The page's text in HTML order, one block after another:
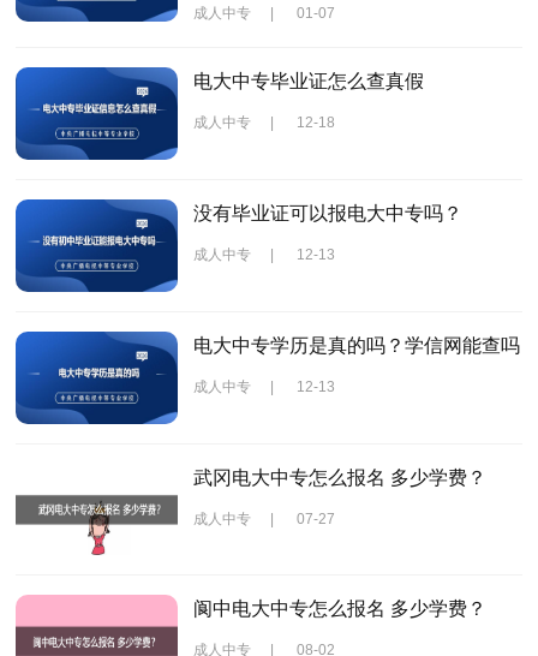
成人中专 01-07
电大中专毕业证怎么查真假
成人中专 12-18
没有毕业证可以报电大中专吗？
成人中专 12-13
电大中专学历是真的吗？学信网能查吗
成人中专 | 12-13
武冈电大中专怎么报名 多少学费？
成人中专 | 07-27
阆中电大中专怎么报名 多少学费？
成人中专 08-02